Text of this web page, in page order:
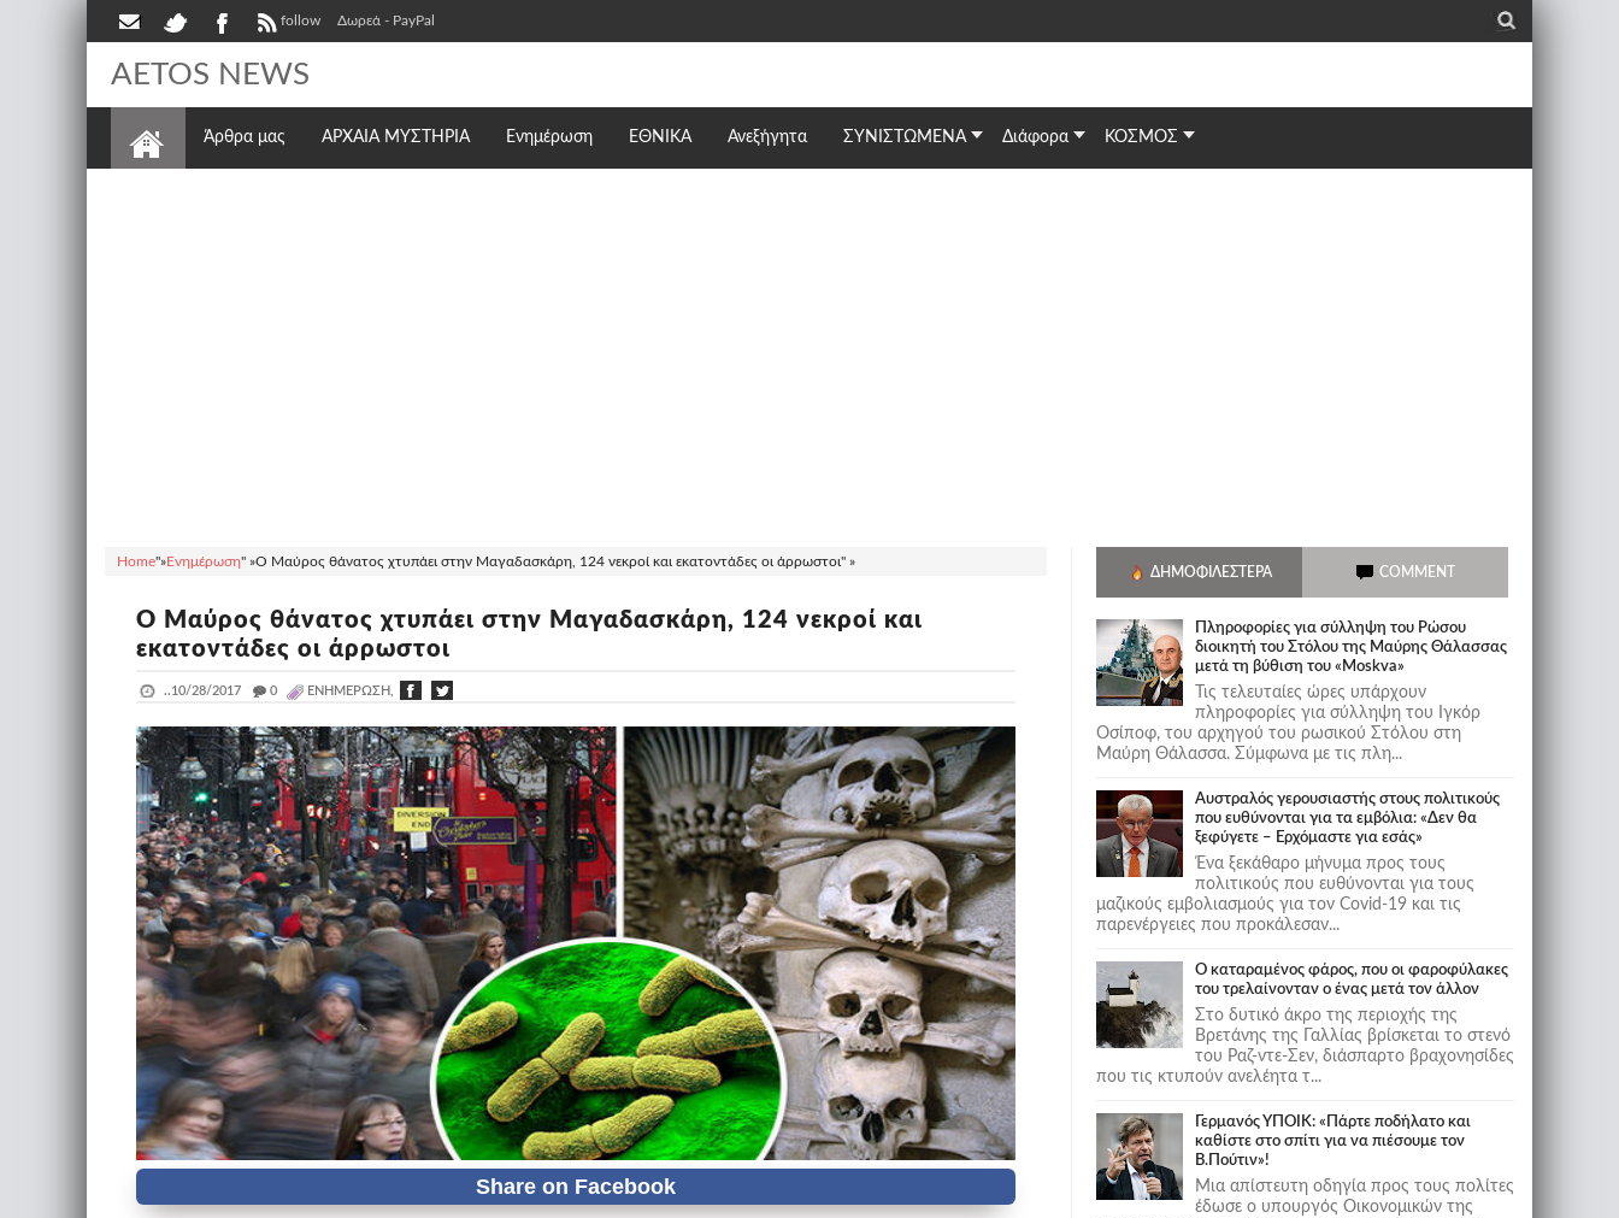
follow Δωρεά - PayPal _
AETOS NEWS
Άρθρα μας ΑΡΧΑΙΑ ΜΥΣΤΗΡΙΑ Ενημέρωση ΕΘΝΙΚΆ Ανεξήγητα ΣΥΝΙΣΤΩΜΕΝΑ Διάφορα ΚΟΣΜΟΣ
Home"»Ενημέρωση" »Ο Μαύρος θάνατος χτυπάει στην Μαγαδασκάρη, 124 νεκροί και εκατοντάδες οι άρρωστοι" »
Ο Μαύρος θάνατος χτυπάει στην Μαγαδασκάρη, 124 νεκροί και
εκατοντάδες οι άρρωστοι
..10/28/2017 _ 0 ΕΝΗΜΈΡΩΣΗ,
ΔΗΜΟΦΙΛΈΣΤΕΡΑ COMMENT
Πληροφορίες για σύλληψη του Ρώσου
διοικητή του Στόλου της Mαύρης Θάλασσας
μετά τη βύθιση του «Moskva»
Τις τελευταίες ώρες υπάρχουν
πληροφορίες για σύλληψη του Ιγκόρ
Οσίποφ, του αρχηγού του ρωσικού Στόλου στη
Μαύρη Θάλασσα. Σύμφωνα με τις πλη...
Αυστραλός γερουσιαστής στους πολιτικούς
που ευθύνονται για τα εμβόλια: «Δεν θα
ξεφύγετε – Ερχόμαστε για εσάς»
Ένα ξεκάθαρο μήνυμα προς τους
πολιτικούς που ευθύνονται για τους
μαζικούς εμβολιασμούς για τον Covid-19 και τις
παρενέργειες που προκάλεσαν...
Ο καταραμένος φάρος, που οι φαροφύλακες
του τρελαίνονταν ο ένας μετά τον άλλον
Στο δυτικό άκρο της περιοχής της
Βρετάνης της Γαλλίας βρίσκεται το στενό
του Ραζ-ντε-Σεν, διάσπαρτο βραχονησίδες
που τις κτυπούν ανελέητα τ...
Γερμανός ΥΠΟΙΚ: «Πάρτε ποδήλατο και
καθίστε στο σπίτι για να πιέσουμε τον
Β.Πούτιν»!
Μια απίστευτη οδηγία προς τους πολίτες
έδωσε ο υπουργός Οικονομικών της